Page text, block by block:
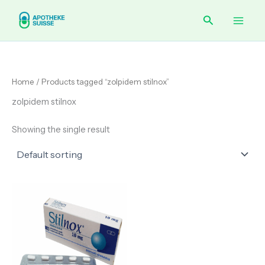
content
Search
Home / Products tagged “zolpidem stilnox”
zolpidem stilnox
Showing the single result